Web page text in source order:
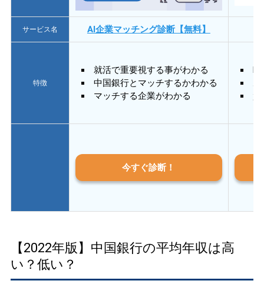
サービス名 AI企業マッチング診断【無料】
特徴
就活で重要視する事がわかる
中国銀行とマッチするかわかる
マッチする企業がわかる
質
今すぐ診断！
【2022年版】中国銀行の平均年収は高
い？低い？